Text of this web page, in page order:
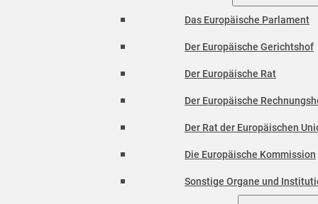
Das Europäische Parlament
Der Europäische Gerichtshof
Der Europäische Rat
Der Europäische
Der Rat der Europäischen
Die Europäische Kommission
Sonstige Organe und